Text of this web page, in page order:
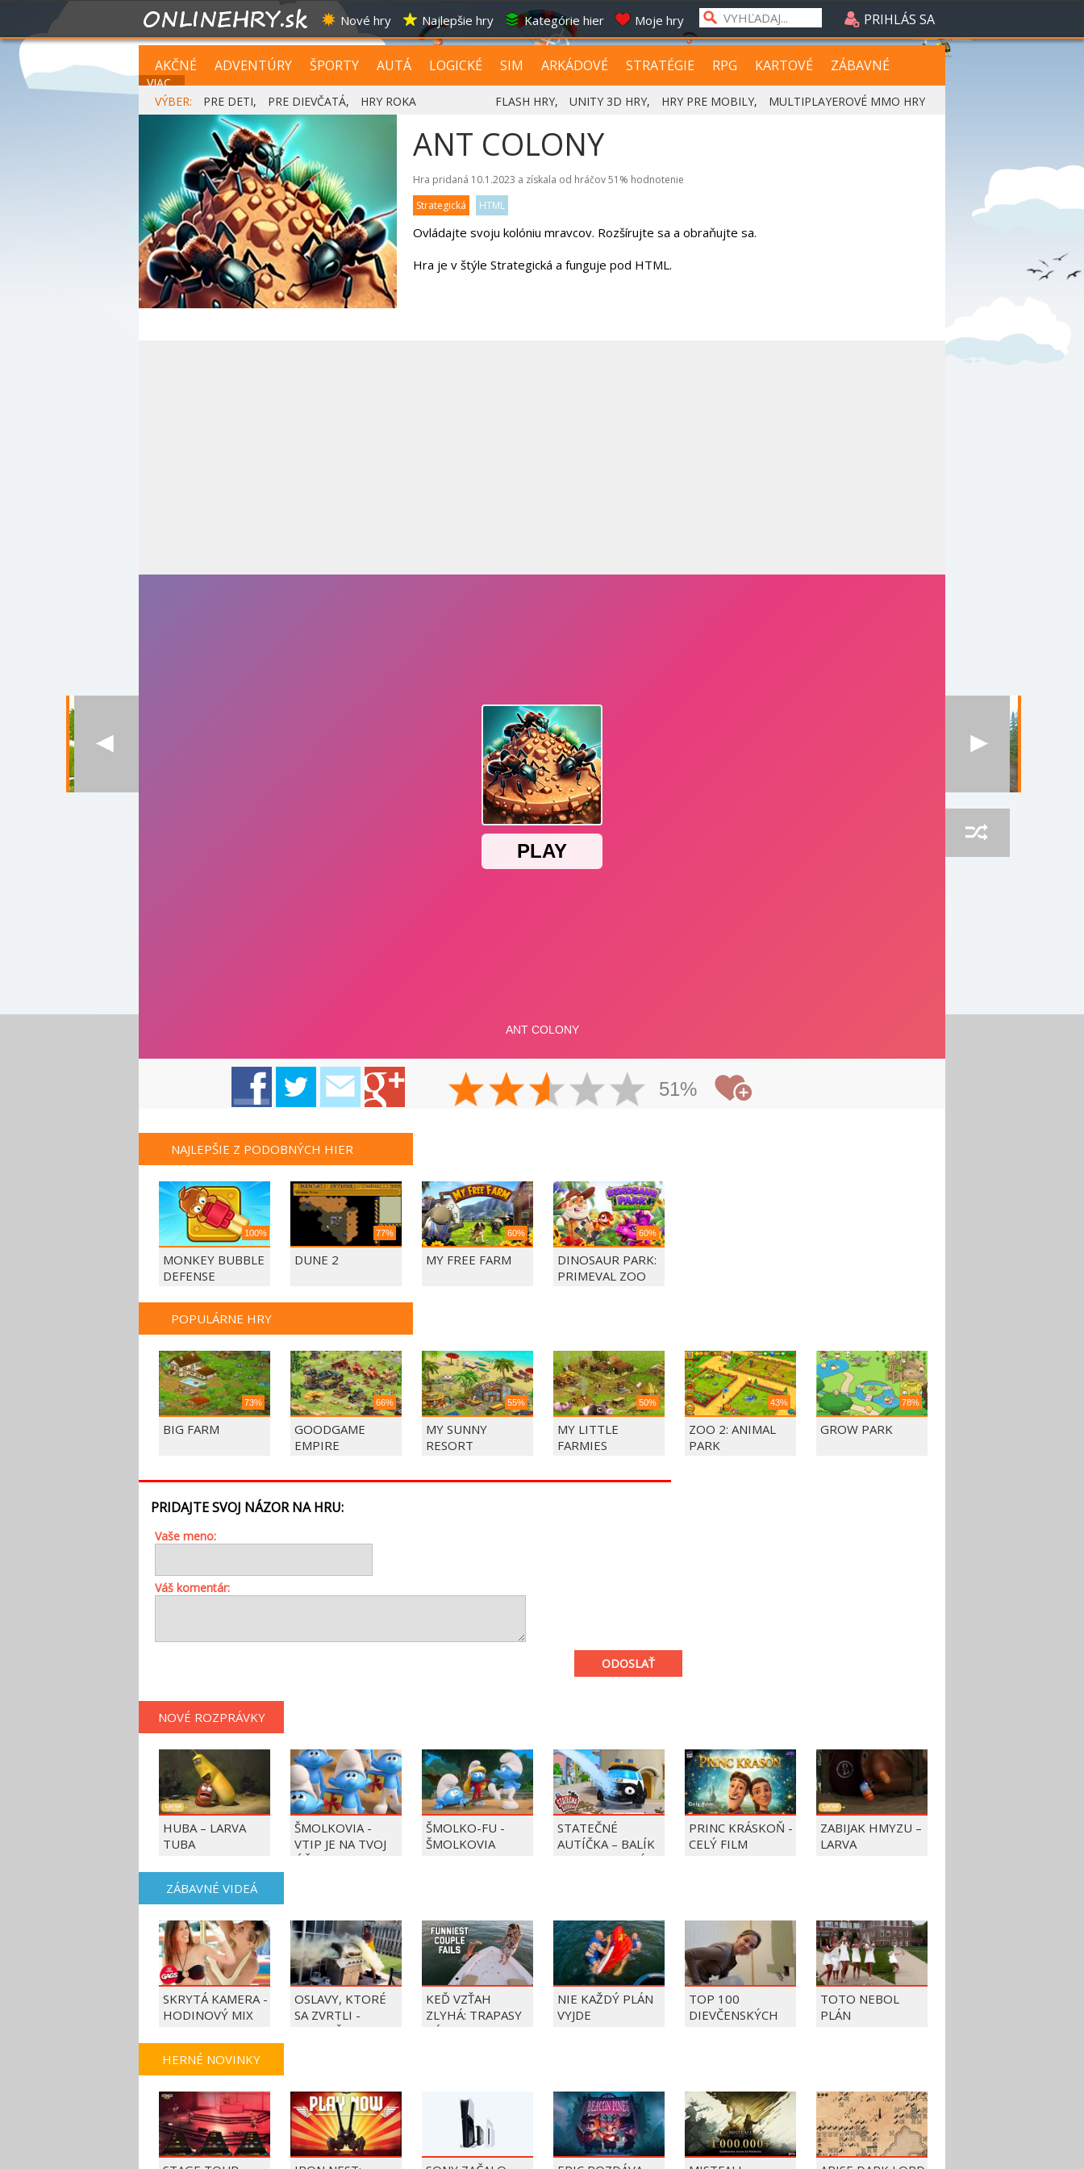
Nové hry Najlepšie hry Kategórie hier Moje hry PRIHLÁS SA
AKČNÉ ADVENTÚRY ŠPORTY AUTÁ LOGICKÉ SIM ARKÁDOVÉ STRATÉGIE RPG KARTOVÉ ZÁBAVNÉ
VIAC...
VÝBER:
PRE DETI, PRE DIEVČATÁ, HRY ROKA FLASH HRY, UNITY 3D HRY, HRY PRE MOBILY, MULTIPLAYEROVÉ MMO HRY
ANT COLONY
Hra pridaná 10.1.2023 a získala od hráčov51% hodnotenie
Strategická
HTML
Ovládajte svoju kolóniu mravcov. Rozšírujte sa a obraňujte sa.
Hra je v štýle Strategická a funguje pod HTML.
51%
NAJLEPŠIE Z PODOBNÝCH HIER
100%
MONKEY BUBBLE
DEFENSE
77%
DUNE 2
60%
MY FREE FARM
60%
DINOSAUR PARK:
PRIMEVAL ZOO
POPULÁRNE HRY
73%
BIG FARM
66%
GOODGAME
EMPIRE
55%
MY SUNNY
RESORT
50%
MY LITTLE
FARMIES
43%
ZOO 2: ANIMAL
PARK
78%
GROW PARK
PRIDAJTE SVOJ NÁZOR NA HRU:
Vaše meno:
Váš komentár:
ODOSLAŤ
NOVÉ ROZPRÁVKY
HUBA – LARVA
TUBA
ŠMOLKOVIA -
VTIP JE NA TVOJ
ÚČET
ŠMOLKO-FU -
ŠMOLKOVIA
STATEČNÉ
AUTÍČKA – BALÍK
PIERRE PRECLÍK
PRINC KRÁSKOŇ -
CELÝ FILM
ZABIJAK HMYZU –
LARVA
ZÁBAVNÉ VIDEÁ
SKRYTÁ KAMERA -
HODINOVÝ MIX
OSLAVY, KTORÉ
SA ZVRTLI -
NAJLEPŠIE
KEĎ VZŤAH
ZLYHÁ: TRAPASY
PÁROV
NIE KAŽDÝ PLÁN
VYJDE
TOP 100
DIEVČENSKÝCH
TOTO NEBOL
PLÁN
HERNÉ NOVINKY